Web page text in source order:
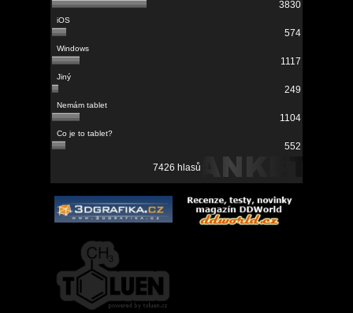
3830
574
1117
249
1104
552
7426 hlasů